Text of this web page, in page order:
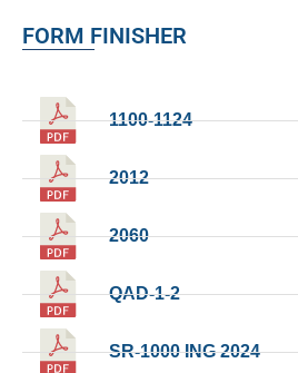
FORM FINISHER
1100-1124
2012
2060
QAD-1-2
SR-1000 ING 2024